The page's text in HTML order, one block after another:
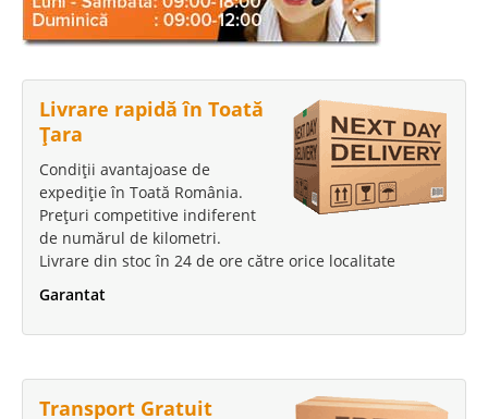
Livrare rapidă în Toată
Țara
Condiții avantajoase de
expediție în Toată România.
Prețuri competitive indiferent
de numărul de kilometri.
Livrare din stoc în 24 de ore către orice localitate
Garantat
Transport Gratuit